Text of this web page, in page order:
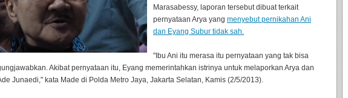
Marasabessy, laporan tersebut dibuat terkait
pernyataan Arya yang menyebut pernikahan Ani
dan Eyang Subur tidak sah.
"Ibu Ani itu merasa itu pernyataan yang tak bisa
Akibat pernyataan itu, Eyang memerintahkan istrinya untuk melaporkan Arya dan
Junaedi," kata Made di Polda Metro Jaya, Jakarta Selatan, Kamis (2/5/2013).